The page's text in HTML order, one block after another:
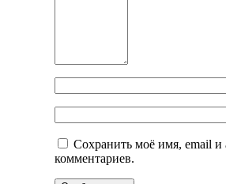
Сохранить моё имя, email и
комментариев.